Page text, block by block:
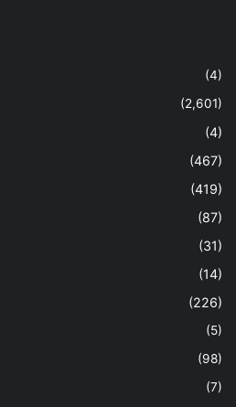
(4)
(2,601)
(4)
(467)
(419)
(87)
(31)
(14)
(226)
(5)
(98)
(7)